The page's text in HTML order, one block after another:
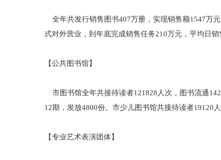
全年共发行销售图书407万册，实现销售额1547万
式对外营业，到年底完成销售任务210万元，平均日
【公共图书馆】
市图书馆全年共接待读者121828人次，图书流通
12期，发放4800份。市少儿图书馆共接待读者19120
【专业艺术表演团体】